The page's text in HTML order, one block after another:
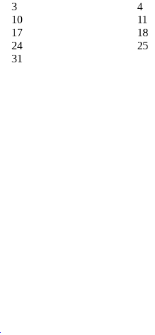
3 4
10 11
17 18
24 25
31